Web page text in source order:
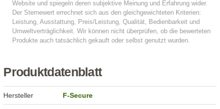
Produktdatenblatt
Hersteller F-Secure